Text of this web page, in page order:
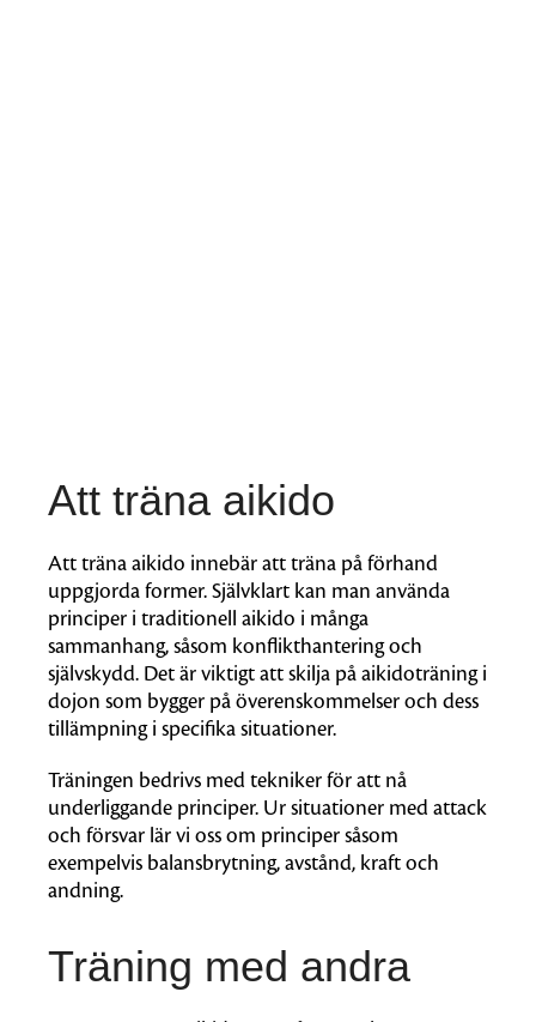
Att träna aikido
Att träna aikido innebär att träna på förhand
uppgjorda former. Självklart kan man använda
principer i traditionell aikido i många
sammanhang, såsom konflikthantering och
självskydd. Det är viktigt att skilja på aikidoträning i
dojon som bygger på överenskommelser och dess
tillämpning i specifika situationer.
Träningen bedrivs med tekniker för att nå
underliggande principer. Ur situationer med attack
och försvar lär vi oss om principer såsom
exempelvis balansbrytning, avstånd, kraft och
andning.
Träning med andra